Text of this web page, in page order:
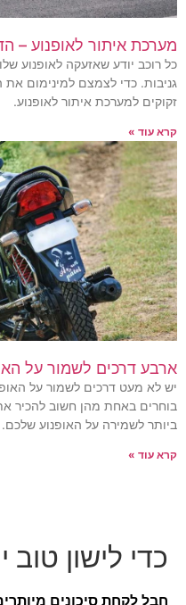
מערכת איתור לאופנוע –
כל רוכב יודע שאזעקה לאופנוע
גניבות. כדי לצמצם למינימום
זקוקים למערכת איתור לאופנוע.
קרא עוד »
ארבע דרכים לשמור על
יש לא מעט דרכים לשמור על
בוחרים באחת מהן חשוב להכיר
ביותר לשמירה על האופנוע שלכם.
קרא עוד »
כדי לישון טוב
חבל לקחת סיכונים